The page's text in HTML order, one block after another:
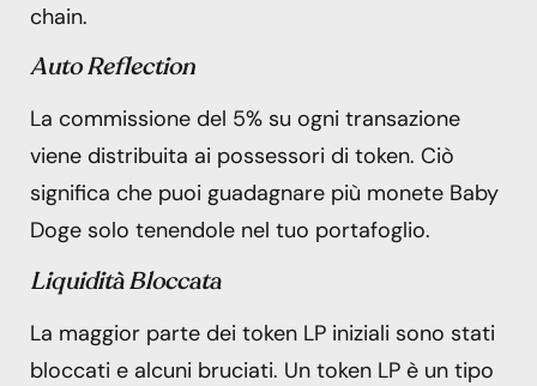
chain.
Auto Reflection
La commissione del 5% su ogni transazione
viene distribuita ai possessori di token. Ciò
significa che puoi guadagnare più monete Baby
Doge solo tenendole nel tuo portafoglio.
Liquidità Bloccata
La maggior parte dei token LP iniziali sono stati
bloccati e alcuni bruciati. Un token LP è un tipo